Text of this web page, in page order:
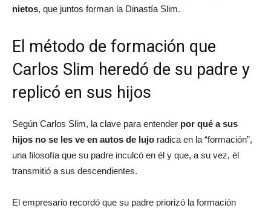
nietos, que juntos forman la Dinastía Slim.
El método de formación que
Carlos Slim heredó de su padre y
replicó en sus hijos
Según Carlos Slim, la clave para entender por qué a sus
hijos no se les ve en autos de lujo radica en la “formación”,
una filosofía que su padre inculcó en él y que, a su vez, él
transmitió a sus descendientes.
El empresario recordó que su padre priorizó la formación